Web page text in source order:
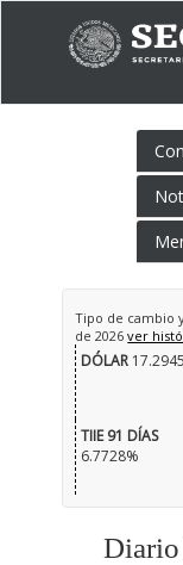
Tipo de cambio
de 2026ver
DÓLAR17.2945
TIIE 91 DÍAS
6.7728%
Diario